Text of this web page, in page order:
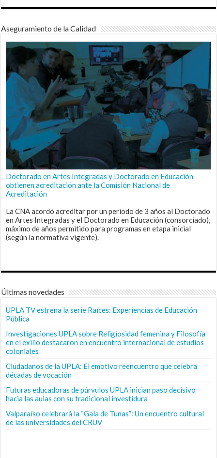
Aseguramiento de la Calidad
Doctorado en Artes Integradas y Doctorado en Educación
obtienen acreditación ante la Comisión Nacional de
Acreditación
La CNA acordó acreditar por un periodo de 3 años al Doctorado
en Artes Integradas y el Doctorado en Educación (consorciado),
máximo de años permitido para programas en etapa inicial
(según la normativa vigente).
Últimas novedades
UPLA TV estrena la serie Raíces: Experiencias de Educación
Pública
Investigaciones UPLA sobre Religiosidad femenina y Filosofía
en el exilio destacaron en encuentro internacional de estudios
coloniales
Ciudadanos de la UPLA: El emotivo reencuentro que celebra
décadas de vocación
Futuras educadoras de párvulos UPLA inician paso decisivo
hacia las aulas con su tradicional investidura
Valparaíso celebrará la “Gala de Tunas”: Un encuentro cultural
de las universidades del CRUV